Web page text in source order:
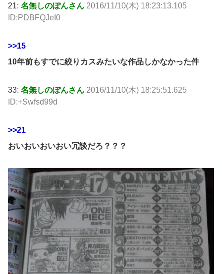
21: 名無しのぽんさん 2016/11/10(木) 18:23:13.105
ID:PDBFQJeI0
>>15
10年前もすでに絞りカスみたいな作品しかなかった件
33: 名無しのぽんさん 2016/11/10(木) 18:25:51.625
ID:+Swfsd99d
>>21
おいおいおいおい冗談だろ？？？